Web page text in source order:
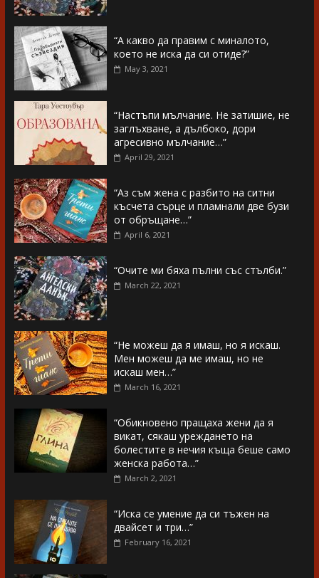
“А какво да правим с миналото,
което не иска да си отиде?”
May 3, 2021
“Настъпи мълчание. Не затишие, не
заглъхване, а дълбоко, дори
агресивно мълчание…”
April 29, 2021
“Аз съм жена с разбито на ситни
късчета сърце и пламнали две бузи
от обръщане…”
April 6, 2021
“Очите ми бяха пълни със стълби.”
March 22, 2021
“Не можеш да я имаш, но я искаш.
Мен можеш да ме имаш, но не
искаш мен…”
March 16, 2021
“Обикновено пращаха жени да я
викат, сякаш уреждането на
болестите в нечия къща беше само
женска работа…”
March 2, 2021
“Иска се умение да си тъжен на
двайсет и три…”
February 16, 2021